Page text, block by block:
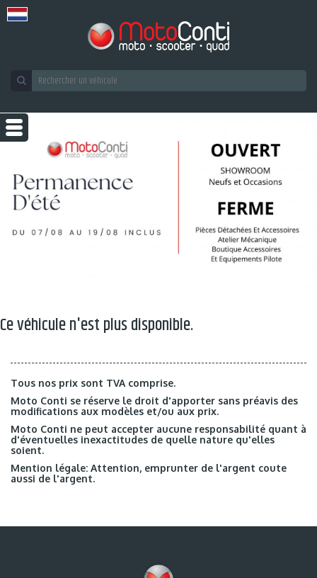
Ce véhicule n'est plus disponible.
Tous nos prix sont TVA comprise.
Moto Conti se réserve le droit d'apporter sans préavis des
modifications aux modèles et/ou aux prix.
Moto Conti ne peut accepter aucune responsabilité quant à
d'éventuelles inexactitudes de quelle nature qu'elles
soient.
Mention légale: Attention, emprunter de l'argent coute
aussi de l'argent.